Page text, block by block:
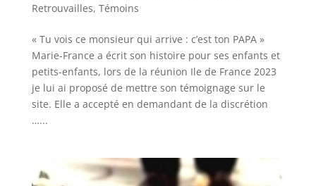
Retrouvailles, Témoins
« Tu vois ce monsieur qui arrive : c’est ton PAPA »
Marie-France a écrit son histoire pour ses enfants et
petits-enfants, lors de la réunion Ile de France 2023
je lui ai proposé de mettre son témoignage sur le
site. Elle a accepté en demandant de la discrétion
…...